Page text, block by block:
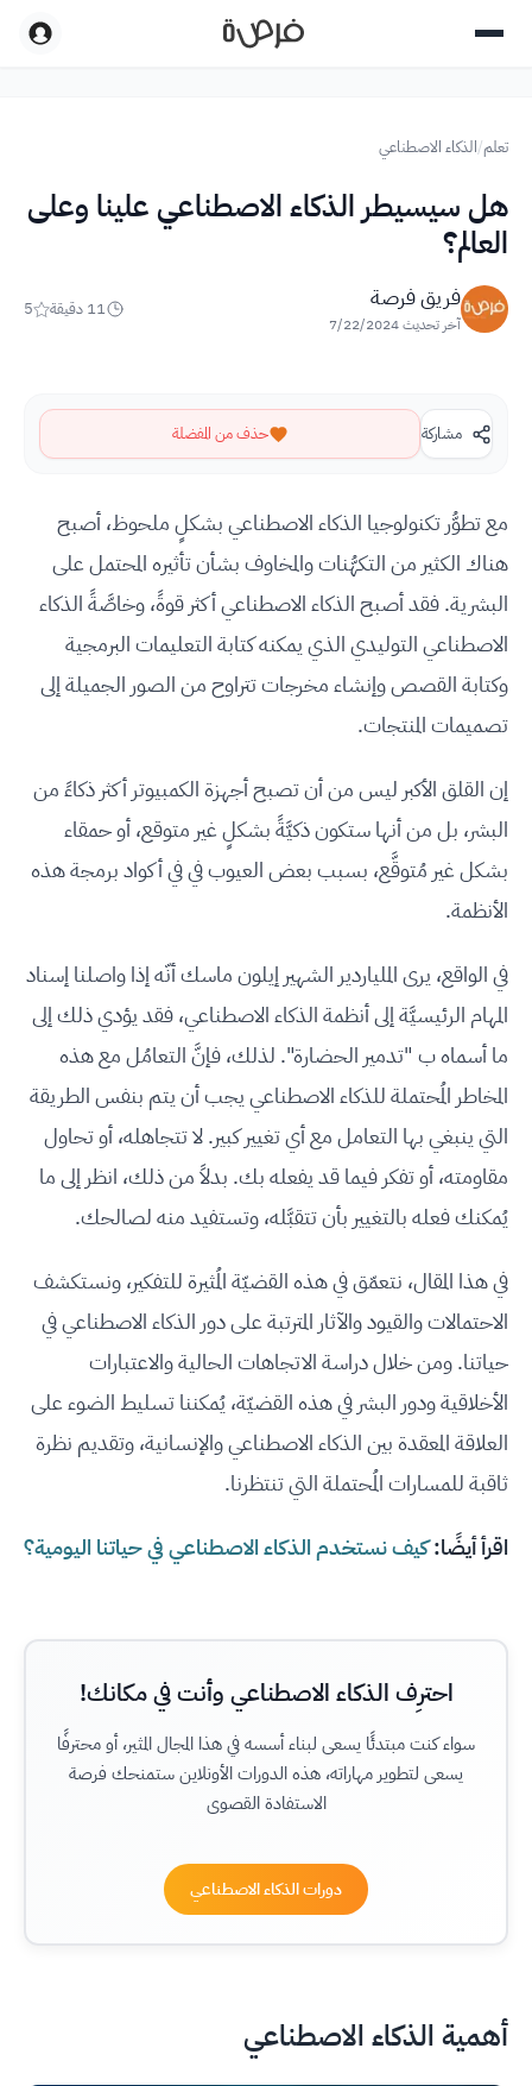
تعلم/الذكاء الاصطناعي
هل سيسيطر الذكاء الاصطناعي علينا وعلى
العالم؟
فريق فرصة
آخر تحديث7/22/2024
11 دقيقة 5
مشاركة حذف من المفضلة
مع تطوُّر تكنولوجيا الذكاء الاصطناعي بشكلٍ ملحوظ، أصبح
هناك الكثير من التكهُّنات والمخاوف بشأن تأثيره المحتمل على
البشرية. فقد أصبح الذكاء الاصطناعي أكثر قوةً، وخاصَّةً الذكاء
الاصطناعي التوليدي الذي يمكنه كتابة التعليمات البرمجية
وكتابة القصص وإنشاء مخرجات تتراوح من الصور الجميلة إلى
تصميمات المنتجات.
إن القلق الأكبر ليس من أن تصبح أجهزة الكمبيوتر أكثر ذكاءً من
البشر، بل من أنها ستكون ذكيَّةً بشكلٍ غير متوقع، أو حمقاء
بشكل غير مُتوقَّع، بسبب بعض العيوب في في أكواد برمجة هذه
الأنظمة.
في الواقع، يرى الملياردير الشهير إيلون ماسك أنّه إذا واصلنا إسناد
المهام الرئيسيَّة إلى أنظمة الذكاء الاصطناعي، فقد يؤدي ذلك إلى
ما أسماه ب "تدمير الحضارة". لذلك، فإنَّ التعامُل مع هذه
المخاطر المُحتملة للذكاء الاصطناعي يجب أن يتم بنفس الطريقة
التي ينبغي بها التعامل مع أي تغيير كبير. لا تتجاهله، أو تحاول
مقاومته، أو تفكر فيما قد يفعله بك. بدلاً من ذلك، انظر إلى ما
يُمكنك فعله بالتغيير بأن تتقبَّله، وتستفيد منه لصالحك.
في هذا المقال، نتعمّق في هذه القضيّة المُثيرة للتفكير، ونستكشف
الاحتمالات والقيود والآثار المترتبة على دور الذكاء الاصطناعي في
حياتنا. ومن خلال دراسة الاتجاهات الحالية والاعتبارات
الأخلاقية ودور البشر في هذه القضيّة، يُمكننا تسليط الضوء على
العلاقة المعقدة بين الذكاء الاصطناعي والإنسانية، وتقديم نظرة
ثاقبة للمسارات المُحتملة التي تنتظرنا.
اقرأ أيضًا:كيف نستخدم الذكاء الاصطناعي في حياتنا اليومية؟
احترِف الذكاء الاصطناعي وأنت في مكانك!
سواء كنت مبتدئًا يسعى لبناء أسسه في هذا المجال المثير، أو محترفًا
يسعى لتطوير مهاراته، هذه الدورات الأونلاين ستمنحك فرصة
الاستفادة القصوى
دورات الذكاء الاصطناعي
أهمية الذكاء الاصطناعي